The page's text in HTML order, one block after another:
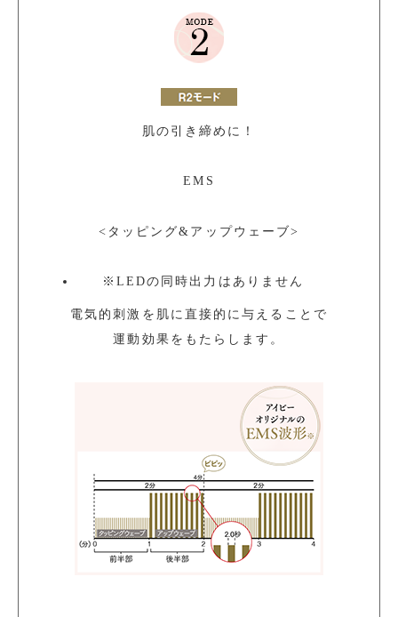
肌の引き締めに！
EMS
<タッピング&アップウェーブ>
※ LEDの同時出力はありません
電気的刺激を肌に直接的に与えることで
運動効果をもたらします。